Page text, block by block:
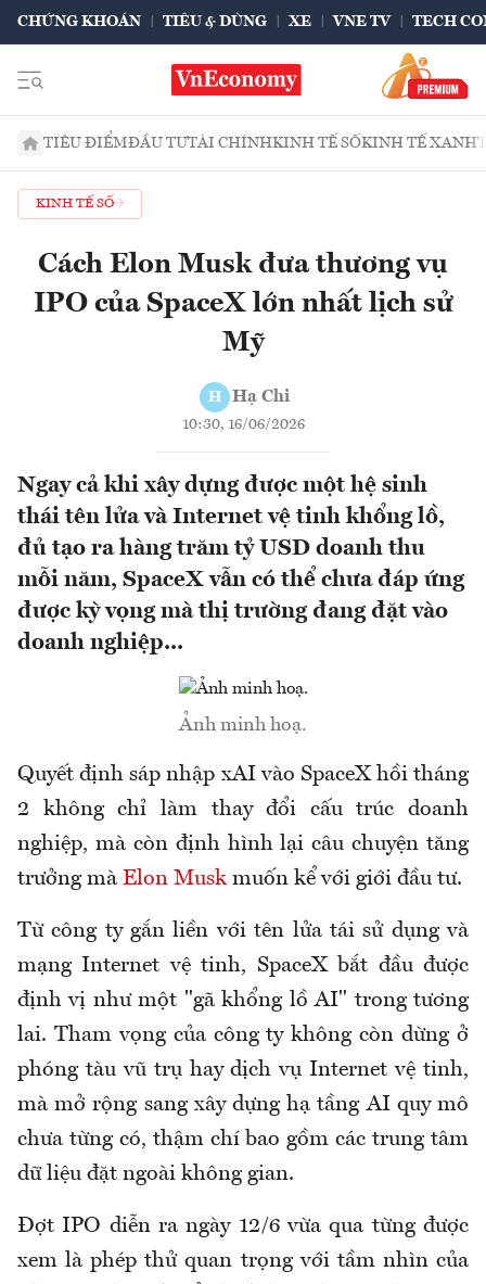
CHỨNG KHOÁN TIÊU & DÙNG XE VNE TV TECH
TIÊU ĐIỂMĐẦU TƯTÀI CHÍNHKINH TẾ SỐKINH TẾ XANH
KINH TẾ SỐ
Cách Elon Musk đưa thương vụ
IPO của SpaceX lớn nhất lịch sử
Mỹ
H Hạ Chi
10:30, 16/06/2026
Ngay cả khi xây dựng được một hệ sinh
thái tên lửa và Internet vệ tinh khổng lồ,
đủ tạo ra hàng trăm tỷ USD doanh thu
mỗi năm, SpaceX vẫn có thể chưa đáp ứng
được kỳ vọng mà thị trường đang đặt vào
doanh nghiệp...
Ảnh minh hoạ.
Quyết định sáp nhập xAI vào SpaceX hồi tháng
2 không chỉ làm thay đổi cấu trúc doanh
nghiệp, mà còn định hình lại câu chuyện tăng
trưởng mà Elon Musk muốn kể với giới đầu tư.
Từ công ty gắn liền với tên lửa tái sử dụng và
mạng Internet vệ tinh, SpaceX bắt đầu được
định vị như một "gã khổng lồ AI" trong tương
lai. Tham vọng của công ty không còn dừng ở
phóng tàu vũ trụ hay dịch vụ Internet vệ tinh,
mà mở rộng sang xây dựng hạ tầng AI quy mô
chưa từng có, thậm chí bao gồm các trung tâm
dữ liệu đặt ngoài không gian.
Đợt IPO diễn ra ngày 12/6 vừa qua từng được
xem là phép thử quan trọng với tầm nhìn của